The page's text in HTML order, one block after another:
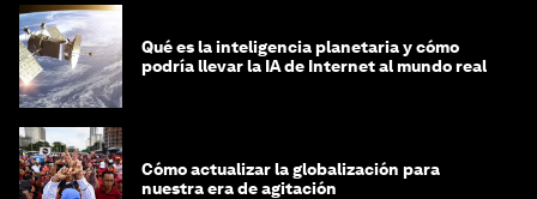
Qué es la inteligencia planetaria y cómo
podría llevar la IA de Internet al mundo real
Cómo actualizar la globalización para
nuestra era de agitación